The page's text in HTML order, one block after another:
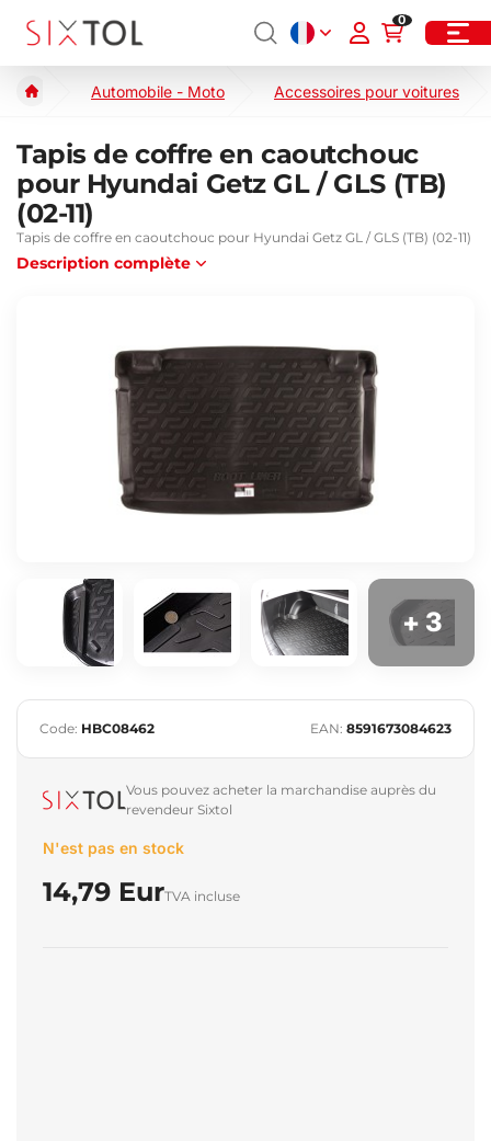
0
Automobile - Moto Accessoires pour voitures
Tapis de coffre en caoutchouc
pour Hyundai Getz GL / GLS (TB)
(02-11)
Tapis de coffre en caoutchouc pour Hyundai Getz GL / GLS (TB) (02-11)
Description complète
+ 3
Code: HBC08462 EAN: 8591673084623
Vous pouvez acheter la marchandise auprès du
revendeur Sixtol
N'est pas en stock
14,79 EurTVA incluse